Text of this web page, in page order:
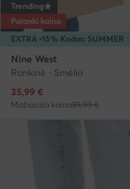
EXTRA -15% Kodas: SUMMER
Trending
Palanki kaina
Nine West
Rankinė · Smėlio
Dabartinė kaina
35,99 €
Mažiausia kaina39,99 €